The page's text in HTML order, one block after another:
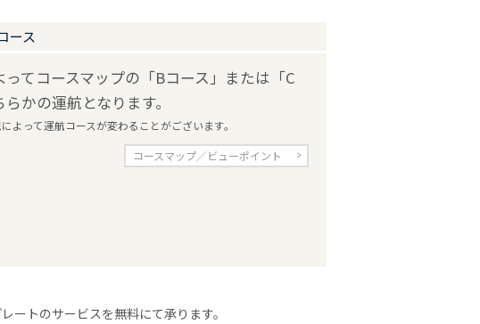
ース
てコースマップの「Bコース」または「C
かの運航となります。
よって運航コースが変わることがございます。
コースマップ／ビューポイント
ートのサービスを無料にて承ります。